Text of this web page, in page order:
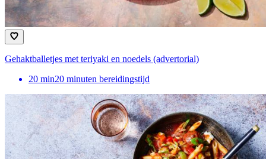
Gehaktballetjes met teriyaki en noedels (advertorial)
20 min20 minuten bereidingstijd